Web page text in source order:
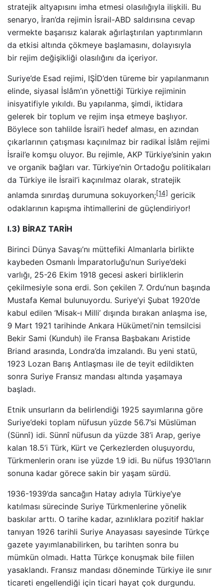
stratejik altyapısını imha etmesi olasılığıyla ilişkili. Bu
senaryo, İran’da rejimin İsrail-ABD saldırısına cevap
vermekte başarısız kalarak ağırlaştırılan yaptırımların
da etkisi altında çökmeye başlamasını, dolayısıyla
bir rejim değişikliği olasılığını da içeriyor.
Suriye’de Esad rejimi, IŞİD’den türeme bir yapılanmanın
elinde, siyasal İslâm’ın yönettiği Türkiye rejiminin
inisyatifiyle yıkıldı. Bu yapılanma, şimdi, iktidara
gelerek bir toplum ve rejim inşa etmeye başlıyor.
Böylece son tahlilde İsrail’i hedef alması, en azından
çıkarlarının çatışması kaçınılmaz bir radikal İslâm rejimi
İsrail’e komşu oluyor. Bu rejimle, AKP Türkiye’sinin yakın
ve organik bağları var. Türkiye’nin Ortadoğu politikaları
da Türkiye ile İsrail’i kaçınılmaz olarak, stratejik
anlamda sınırdaş durumuna sokuyorken;[14] gericik
odaklarının kapışma ihtimallerini de güçlendiriyor!
I.3) BİRAZ TARİH
Birinci Dünya Savaşı’nı müttefiki Almanlarla birlikte
kaybeden Osmanlı İmparatorluğu’nun Suriye’deki
varlığı, 25-26 Ekim 1918 gecesi askeri birliklerin
çekilmesiyle sona erdi. Son çekilen 7. Ordu’nun başında
Mustafa Kemal bulunuyordu. Suriye’yi Şubat 1920’de
kabul edilen ‘Misak-ı Milli’ dışında bırakan anlaşma ise,
9 Mart 1921 tarihinde Ankara Hükümeti’nin temsilcisi
Bekir Sami (Kunduh) ile Fransa Başbakanı Aristide
Briand arasında, Londra’da imzalandı. Bu yeni statü,
1923 Lozan Barış Antlaşması ile de teyit edildikten
sonra Suriye Fransız mandası altında yaşamaya
başladı.
Etnik unsurların da belirlendiği 1925 sayımlarına göre
Suriye’deki toplam nüfusun yüzde 56.7’si Müslüman
(Sünnî) idi. Sünnî nüfusun da yüzde 38’i Arap, geriye
kalan 18.5’i Türk, Kürt ve Çerkezlerden oluşuyordu,
Türkmenlerin oranı ise yüzde 1.9 idi. Bu nüfus 1930’ların
sonuna kadar görece sakin bir yaşam sürdü.
1936-1939’da sancağın Hatay adıyla Türkiye’ye
katılması sürecinde Suriye Türkmenlerine yönelik
baskılar arttı. O tarihe kadar, azınlıklara pozitif haklar
tanıyan 1926 tarihli Suriye Anayasası sayesinde Türkçe
gazete yayımlanabilirken, bu tarihten sonra bu
mümkün olmadı. Hatta Türkçe konuşmak bile fiilen
yasaklandı. Fransız mandası döneminde Türkiye ile sınır
ticareti engellendiği için ticari hayat çok durgundu.